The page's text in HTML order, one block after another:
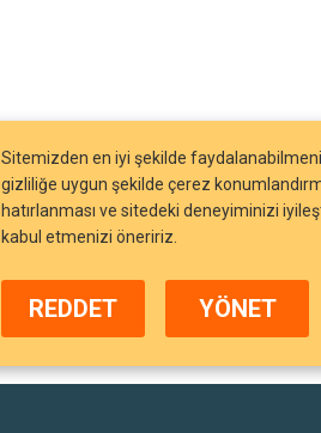
Sitemizden en iyi şekilde
gizliliğe uygun şekilde çerez
hatırlanması ve sitedeki deneyiminizi
kabul etmenizi öneririz.
REDDET YÖNET